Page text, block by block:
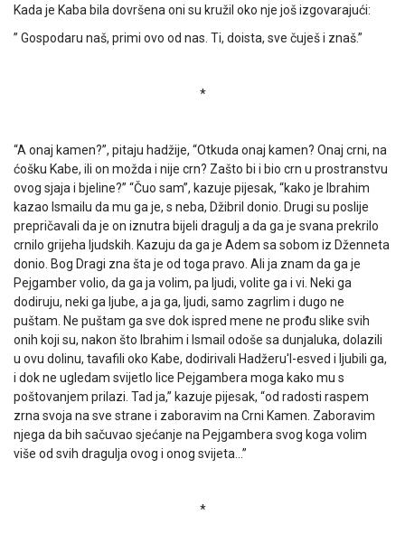
Kada je Kaba bila dovršena oni su kružil oko nje još izgovarajući:
” Gospodaru naš, primi ovo od nas. Ti, doista, sve čuješ i znaš.”
*
“A onaj kamen?”, pitaju hadžije, “Otkuda onaj kamen? Onaj crni, na
ćošku Kabe, ili on možda i nije crn? Zašto bi i bio crn u prostranstvu
ovog sjaja i bjeline?” “Čuo sam”, kazuje pijesak, “kako je Ibrahim
kazao Ismailu da mu ga je, s neba, Džibril donio. Drugi su poslije
prepričavali da je on iznutra bijeli dragulj a da ga je svana prekrilo
crnilo grijeha ljudskih. Kazuju da ga je Adem sa sobom iz Dženneta
donio. Bog Dragi zna šta je od toga pravo. Ali ja znam da ga je
Pejgamber volio, da ga ja volim, pa ljudi, volite ga i vi. Neki ga
dodiruju, neki ga ljube, a ja ga, ljudi, samo zagrlim i dugo ne
puštam. Ne puštam ga sve dok ispred mene ne prođu slike svih
onih koji su, nakon što Ibrahim i Ismail odoše sa dunjaluka, dolazili
u ovu dolinu, tavafili oko Kabe, dodirivali Hadžeru'l-esved i ljubili ga,
i dok ne ugledam svijetlo lice Pejgambera moga kako mu s
poštovanjem prilazi. Tad ja,” kazuje pijesak, “od radosti raspem
zrna svoja na sve strane i zaboravim na Crni Kamen. Zaboravim
njega da bih sačuvao sjećanje na Pejgambera svog koga volim
više od svih dragulja ovog i onog svijeta…”
*